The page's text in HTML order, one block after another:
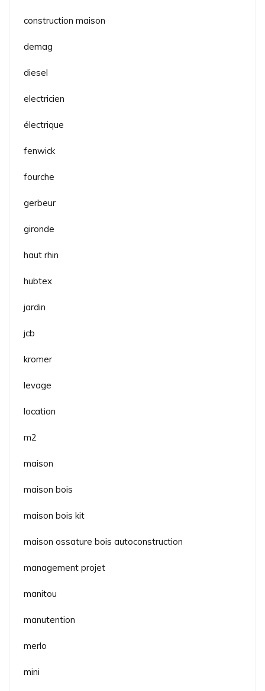
construction maison
demag
diesel
electricien
électrique
fenwick
fourche
gerbeur
gironde
haut rhin
hubtex
jardin
jcb
kromer
levage
location
m2
maison
maison bois
maison bois kit
maison ossature bois autoconstruction
management projet
manitou
manutention
merlo
mini